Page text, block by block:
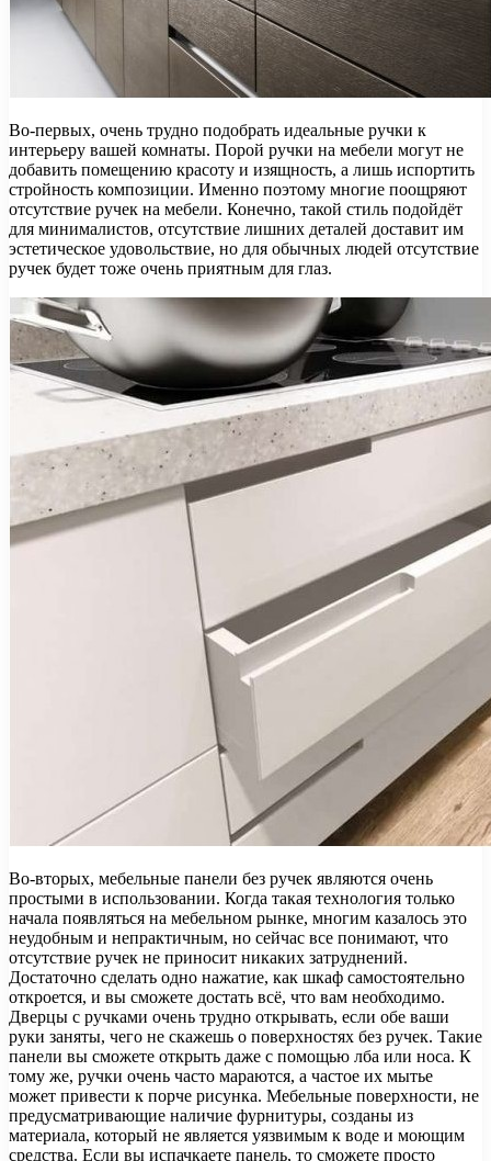
Во-первых, очень трудно подобрать идеальные ручки к
интерьеру вашей комнаты. Порой ручки на мебели могут не
добавить помещению красоту и изящность, а лишь испортить
стройность композиции. Именно поэтому многие поощряют
отсутствие ручек на мебели. Конечно, такой стиль подойдёт
для минималистов, отсутствие лишних деталей доставит им
эстетическое удовольствие, но для обычных людей отсутствие
ручек будет тоже очень приятным для глаз.
Во-вторых, мебельные панели без ручек являются очень
простыми в использовании. Когда такая технология только
начала появляться на мебельном рынке, многим казалось это
неудобным и непрактичным, но сейчас все понимают, что
отсутствие ручек не приносит никаких затруднений.
Достаточно сделать одно нажатие, как шкаф самостоятельно
откроется, и вы сможете достать всё, что вам необходимо.
Дверцы с ручками очень трудно открывать, если обе ваши
руки заняты, чего не скажешь о поверхностях без ручек. Такие
панели вы сможете открыть даже с помощью лба или носа. К
тому же, ручки очень часто мараются, а частое их мытье
может привести к порче рисунка. Мебельные поверхности, не
предусматривающие наличие фурнитуры, созданы из
материала, который не является уязвимым к воде и моющим
средства. Если вы испачкаете панель, то сможете просто